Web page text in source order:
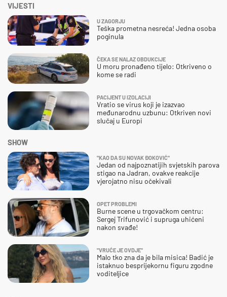
VIJESTI
U ZAGORJU
Teška prometna nesreća! Jedna osoba
poginula
ČEKA SE NALAZ OBDUKCIJE
U moru pronađeno tijelo: Otkriveno o
kome se radi
PACIJENT U IZOLACIJI
Vratio se virus koji je izazvao
međunarodnu uzbunu: Otkriven novi
slučaj u Europi
SHOW
"KAO DA SU NOVAK ĐOKOVIĆ"
Jedan od najpoznatijih svjetskih parova
stigao na Jadran, ovakve reakcije
vjerojatno nisu očekivali
OPET PROBLEMI
Burne scene u trgovačkom centru:
Sergej Trifunović i supruga uhićeni
nakon svađe!
"VRUĆE JE OVDJE"
Malo tko zna da je bila misica! Badić je
istaknuo besprijekornu figuru zgodne
voditeljice